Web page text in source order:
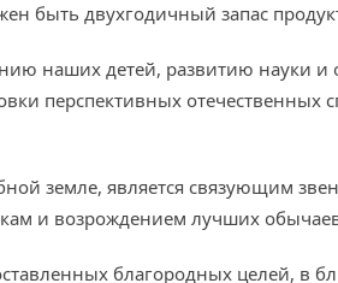
быть двухгодичный запас
наших детей, развитию науки и
перспективных отечественных
земле, является связующим
и возрождением лучших
благородных целей, в